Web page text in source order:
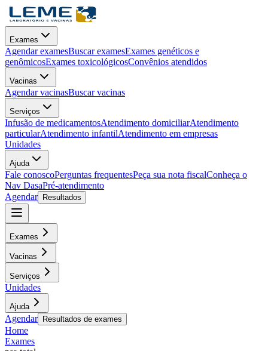
Exames
Agendar examesBuscar examesExames genéticos e
genômicosExames toxicológicosConvênios atendidos
Vacinas
Agendar vacinasBuscar vacinas
Serviços
Infusão de medicamentosAtendimento domiciliarAtendimento
particularAtendimento infantilAtendimento em empresas
Unidades
Ajuda
Fale conoscoPerguntas frequentesPeça sua nota fiscalConheça o
Nav DasaPré-atendimento
Agendar
Resultados
Exames
Vacinas
Serviços
Unidades
Ajuda
Agendar Resultados de exames
Home
Exames